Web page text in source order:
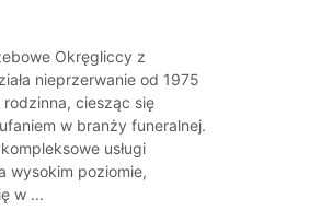
Okręgliccy z
nieprzerwanie od 1975
ciesząc się
w branży funeralnej.
usługi
wysokim poziomie,
w ...